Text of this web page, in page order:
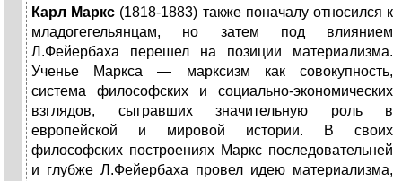
Карл Маркс (1818-1883) также поначалу относился к
младогегельянцам, но затем под влиянием
Л.Фейербаха перешел на позиции материализма.
Ученье Маркса — марксизм как совокупность,
система философских и социально-экономических
взглядов, сыгравших значительную роль в
европейской и мировой истории. В своих
философских построениях Маркс последовательней
и глубже Л.Фейербаха провел идею материализма,